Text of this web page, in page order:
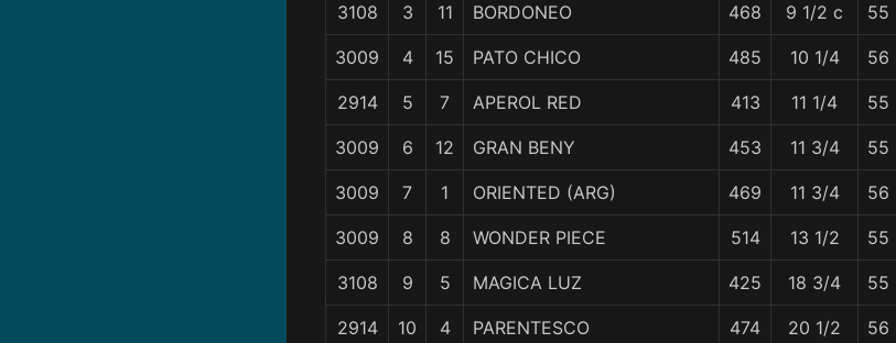
3108 3 11 BORDONEO 468 9 1/2 c 55
3009 4 15 PATO CHICO 485 10 1/4 56
2914 5 7 APEROL RED 413 11 1/4 55
3009 6 12 GRAN BENY 453 11 3/4 55
3009 7 1 ORIENTED (ARG) 469 11 3/4 56
3009 8 8 WONDER PIECE 514 13 1/2 55
3108 9 5 MAGICA LUZ 425 18 3/4 55
2914 10 4 PARENTESCO 474 20 1/2 56